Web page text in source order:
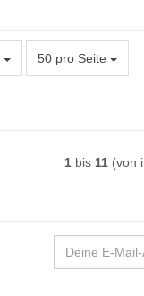
50 pro Seite
pro Seite
1 bis 11 (von